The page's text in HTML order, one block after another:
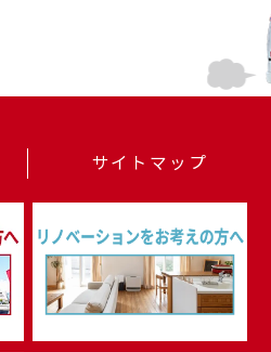
サイトマップ